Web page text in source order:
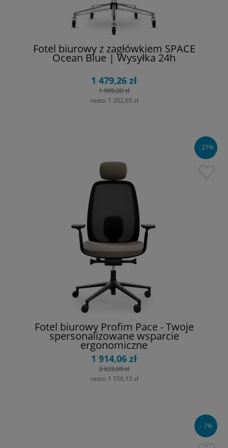
Fotel biurowy z zagłówkiem SPACE
Ocean Blue | Wysyłka 24h
1 479,26 zł
1 999,00 zł
netto: 1 202,65 zł
Fotel biurowy Profim Pace - Twoje
spersonalizowane wsparcie
ergonomiczne
1 914,06 zł
2 622,00 zł
netto: 1 556,15 zł
- 27%
- 7%